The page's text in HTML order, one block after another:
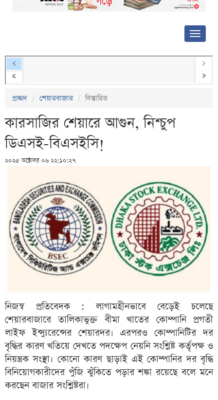
প্রচ্ছদ শেয়ারবাজার বিস্তারিত
কারসাজির শেয়ারে আগুন, নিশ্চুপ
ডিএসই-বিএসইসি!
২০২৫ অক্টোবর ০৬ ২২:১০:২৭
নিজস্ব প্রতিবেদক : লাগামহীনভাবে বেড়েই চলেছে
শেয়ারবাজারে তালিকাভুক্ত বীমা খাতের কোম্পানি প্রগতী
লাইফ ইন্স্যুরেন্সের শেয়ারদর। এরপরও কোম্পানিটির দর
বৃদ্ধির কারণ খতিয়ে দেখতে পদক্ষেপ নেয়নি সংশ্লিষ্ট কর্তৃপক্ষ ও
নিয়ন্ত্রক সংস্থা। কোনো কারণ ছাড়াই এই কোম্পানির দর বৃদ্ধি
বিনিয়োগকারীদের পুঁজি ঝুঁকিতে পড়ার শঙ্কা রয়েছে বলে মনে
করছেন বাজার সংশ্লিষ্টরা।